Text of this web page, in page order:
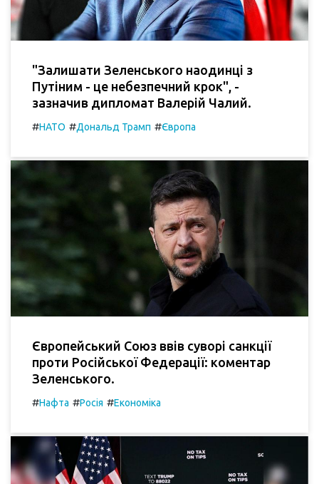
"Залишати Зеленського наодинці з
Путіним - це небезпечний крок", -
зазначив дипломат Валерій Чалий.
#НАТО #Дональд Трамп #Європа
Європейський Союз ввів суворі санкції
проти Російської Федерації: коментар
Зеленського.
#Нафта #Росія #Економіка